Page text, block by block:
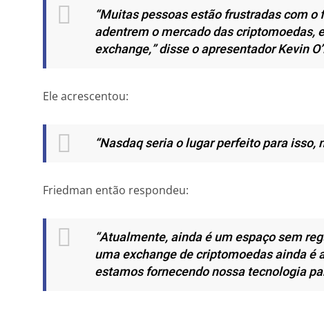
“Muitas pessoas estão frustradas com
adentrem o mercado das criptomoedas,
exchange,”disse o apresentador Kevin
Ele acrescentou:
“Nasdaq seria o lugar perfeito para isso,
Friedman então respondeu:
“Atualmente, ainda é um espaço sem
uma exchange de criptomoedas ainda é
estamos fornecendo nossa tecnologia